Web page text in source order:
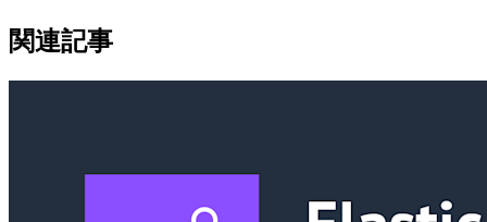
関連記事